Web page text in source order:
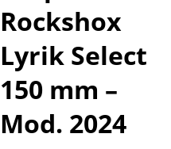
Rockshox
Lyrik Select
150 mm –
Mod. 2024